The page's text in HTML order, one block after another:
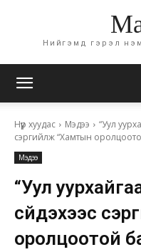
Нийгэмд гэрэл
Нүүр хуудас Мэдээ
“Уул
сэргийлж “Хамтын
Мэдээ
“Уул
сүйдэхээс
оролцоотой